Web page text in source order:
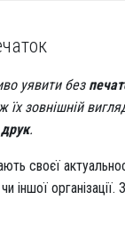
уявити без
їх зовнішній
.
своєї
іншої організації.